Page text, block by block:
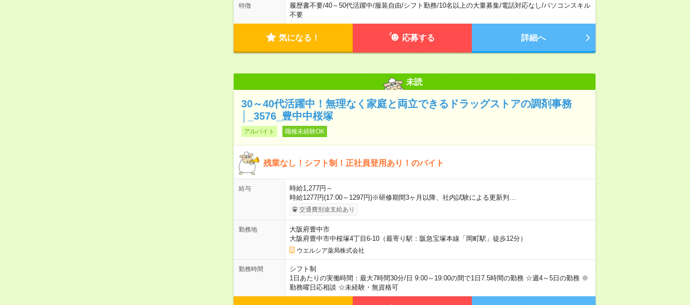
特徴 履歴書不要/40～50代活躍中/服装自由/シフト勤務/10名以上の大量募集/電話対応なし/パソコンスキル
不要
気になる！ 応募する 詳細へ
未読
30～40代活躍中！無理なく家庭と両立できるドラッグストアの調剤事務
│_3576_豊中中桜塚
アルバイト 職種未経験OK
残業なし！シフト制！正社員登用あり！のバイト
給与
時給1,277円～
時給1277円(17:00～1297円)※研修期間3ヶ月以降、社内試験による更新判…
交通費別途支給あり
勤務地
大阪府豊中市
大阪府豊中市中桜塚4丁目6-10（最寄り駅：阪急宝塚本線「岡町駅」徒歩12分）
ウエルシア薬局株式会社
勤務時間
シフト制
1日あたりの実働時間：最大7時間30分/日 9:00～19:00の間で1日7.5時間の勤務 ☆週4～5日の勤務 ※
勤務曜日応相談 ☆未経験・無資格可